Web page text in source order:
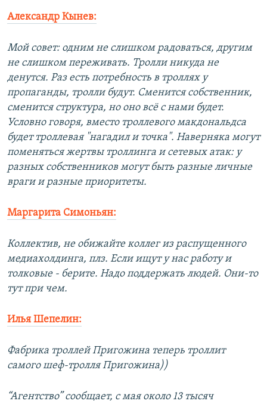
Александр Кынев:
Мой совет: одним не слишком радоваться, другим
не слишком переживать. Тролли никуда не
денутся. Раз есть потребность в троллях у
пропаганды, тролли будут. Сменится собственник,
сменится структура, но оно всё с нами будет.
Условно говоря, вместо троллевого макдональдса
будет троллевая "нагадил и точка". Наверняка могут
поменяться жертвы троллинга и сетевых атак: у
разных собственников могут быть разные личные
враги и разные приоритеты.
Маргарита Симоньян:
Коллектив, не обижайте коллег из распущенного
медиахолдинга, плз. Если ищут у нас работу и
толковые - берите. Надо поддержать людей. Они-то
тут при чем.
Илья Шепелин:
Фабрика троллей Пригожина теперь троллит
самого шеф-тролля Пригожина))
“Агентство” сообщает, с мая около 13 тысяч